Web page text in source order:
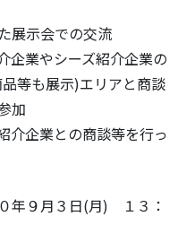
展示会での交流
企業やシーズ紹介企業の
等も展示)エリアと商談
加
介企業との商談等を行っ
月３日(月) １３：